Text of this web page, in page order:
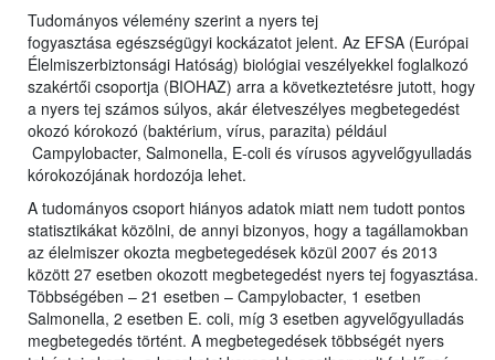
Tudományos vélemény szerint a nyers tej
fogyasztása egészségügyi kockázatot jelent. Az EFSA (Európai
Élelmiszerbiztonsági Hatóság) biológiai veszélyekkel foglalkozó
szakértői csoportja (BIOHAZ) arra a következtetésre jutott, hogy
a nyers tej számos súlyos, akár életveszélyes megbetegedést
okozó kórokozó (baktérium, vírus, parazita) például
Campylobacter, Salmonella, E-coli és vírusos agyvelőgyulladás
kórokozójának hordozója lehet.
A tudományos csoport hiányos adatok miatt nem tudott pontos
statisztikákat közölni, de annyi bizonyos, hogy a tagállamokban
az élelmiszer okozta megbetegedések közül 2007 és 2013
között 27 esetben okozott megbetegedést nyers tej fogyasztása.
Többségében – 21 esetben – Campylobacter, 1 esetben
Salmonella, 2 esetben E. coli, míg 3 esetben agyvelőgyulladás
megbetegedés történt. A megbetegedések többségét nyers